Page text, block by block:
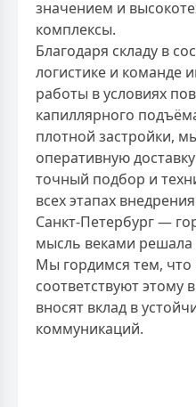
значением и
комплексы.
Благодаря складу в
логистике и команде
работы в условиях
капиллярного
плотной застройки,
оперативную
точный подбор и
всех этапах
Санкт-Петербург —
мысль веками
Мы гордимся тем,
соответствуют этому
вносят вклад в
коммуникаций.